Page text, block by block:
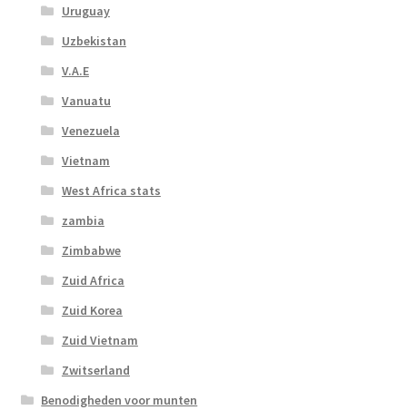
Uruguay
Uzbekistan
V.A.E
Vanuatu
Venezuela
Vietnam
West Africa stats
zambia
Zimbabwe
Zuid Africa
Zuid Korea
Zuid Vietnam
Zwitserland
Benodigheden voor munten